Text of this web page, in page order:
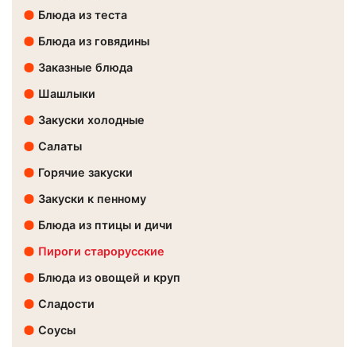
Блюда из теста
Блюда из говядины
Заказные блюда
Шашлыки
Закуски холодные
Салаты
Горячие закуски
Закуски к пенному
Блюда из птицы и дичи
Пироги старорусские
Блюда из овощей и круп
Сладости
Соусы